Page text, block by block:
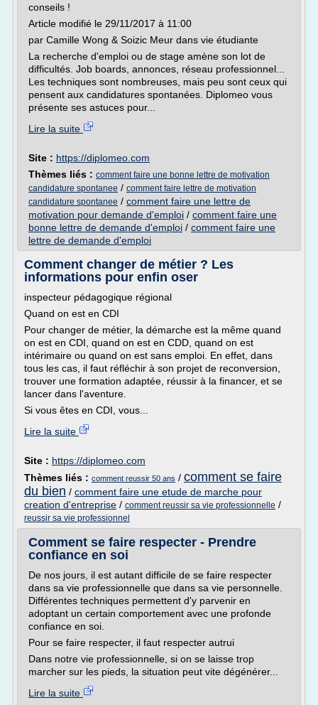
conseils !
Article modifié le 29/11/2017 à 11:00
par Camille Wong & Soizic Meur dans vie étudiante
La recherche d'emploi ou de stage amène son lot de
difficultés. Job boards, annonces, réseau professionnel...
Les techniques sont nombreuses, mais peu sont ceux qui
pensent aux candidatures spontanées. Diplomeo vous
présente ses astuces pour...
Lire la suite
Site : https://diplomeo.com
Thèmes liés : comment faire une bonne lettre de motivation
candidature spontanee / comment faire lettre de motivation
candidature spontanee / comment faire une lettre de
motivation pour demande d'emploi / comment faire une
bonne lettre de demande d'emploi / comment faire une
lettre de demande d'emploi
Comment changer de métier ? Les
informations pour enfin oser
inspecteur pédagogique régional
Quand on est en CDI
Pour changer de métier, la démarche est la même quand
on est en CDI, quand on est en CDD, quand on est
intérimaire ou quand on est sans emploi. En effet, dans
tous les cas, il faut réfléchir à son projet de reconversion,
trouver une formation adaptée, réussir à la financer, et se
lancer dans l'aventure.
Si vous êtes en CDI, vous...
Lire la suite
Site : https://diplomeo.com
Thèmes liés : comment reussir 50 ans / comment se faire
du bien / comment faire une etude de marche pour
creation d'entreprise / comment reussir sa vie professionnelle /
reussir sa vie professionnel
Comment se faire respecter - Prendre
confiance en soi
De nos jours, il est autant difficile de se faire respecter
dans sa vie professionnelle que dans sa vie personnelle.
Différentes techniques permettent d'y parvenir en
adoptant un certain comportement avec une profonde
confiance en soi.
Pour se faire respecter, il faut respecter autrui
Dans notre vie professionnelle, si on se laisse trop
marcher sur les pieds, la situation peut vite dégénérer...
Lire la suite